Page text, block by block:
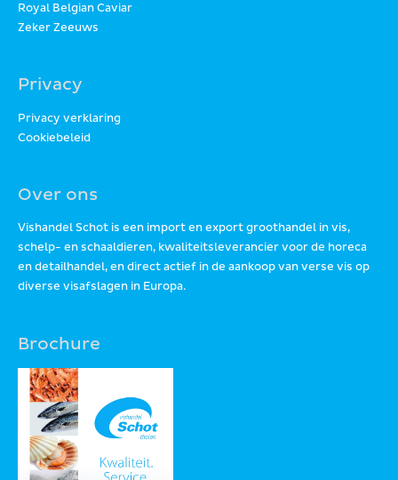
Royal Belgian Caviar
Zeker Zeeuws
Privacy
Privacy verklaring
Cookiebeleid
Over ons
Vishandel Schot is een import en export groothandel in vis,
schelp- en schaaldieren, kwaliteitsleverancier voor de horeca
en detailhandel, en direct actief in de aankoop van verse vis op
diverse visafslagen in Europa.
Brochure